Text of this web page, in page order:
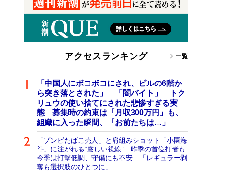
アクセスランキング 一覧
「中国人にボコボコにされ、ビルの6階か
ら突き落とされた」 「闇バイト」 トク
リュウの使い捨てにされた悲惨すぎる実
態 募集時の約束は「月収300万円」も、
組織に入った瞬間、「お前たちは…」
「ゾンビたばこ売人」と肩組みショット「小園海
斗」に注がれる“厳しい視線” 昨季の首位打者も
今季は打撃低調、守備にも不安 「レギュラー剥
奪も選択肢のひとつに」